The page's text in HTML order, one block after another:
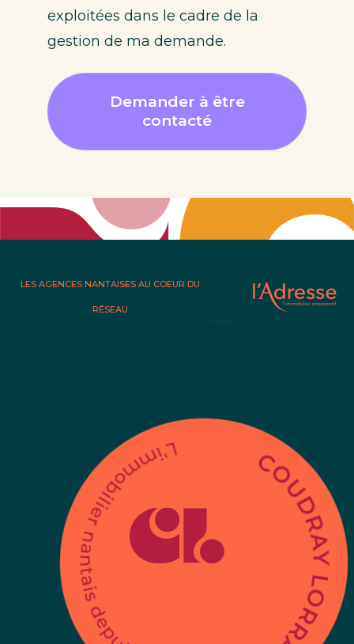
exploitées dans le cadre de la
gestion de ma demande.
Demander à être
contacté
LES AGENCES NANTAISES AU COEUR DU
RÉSEAU